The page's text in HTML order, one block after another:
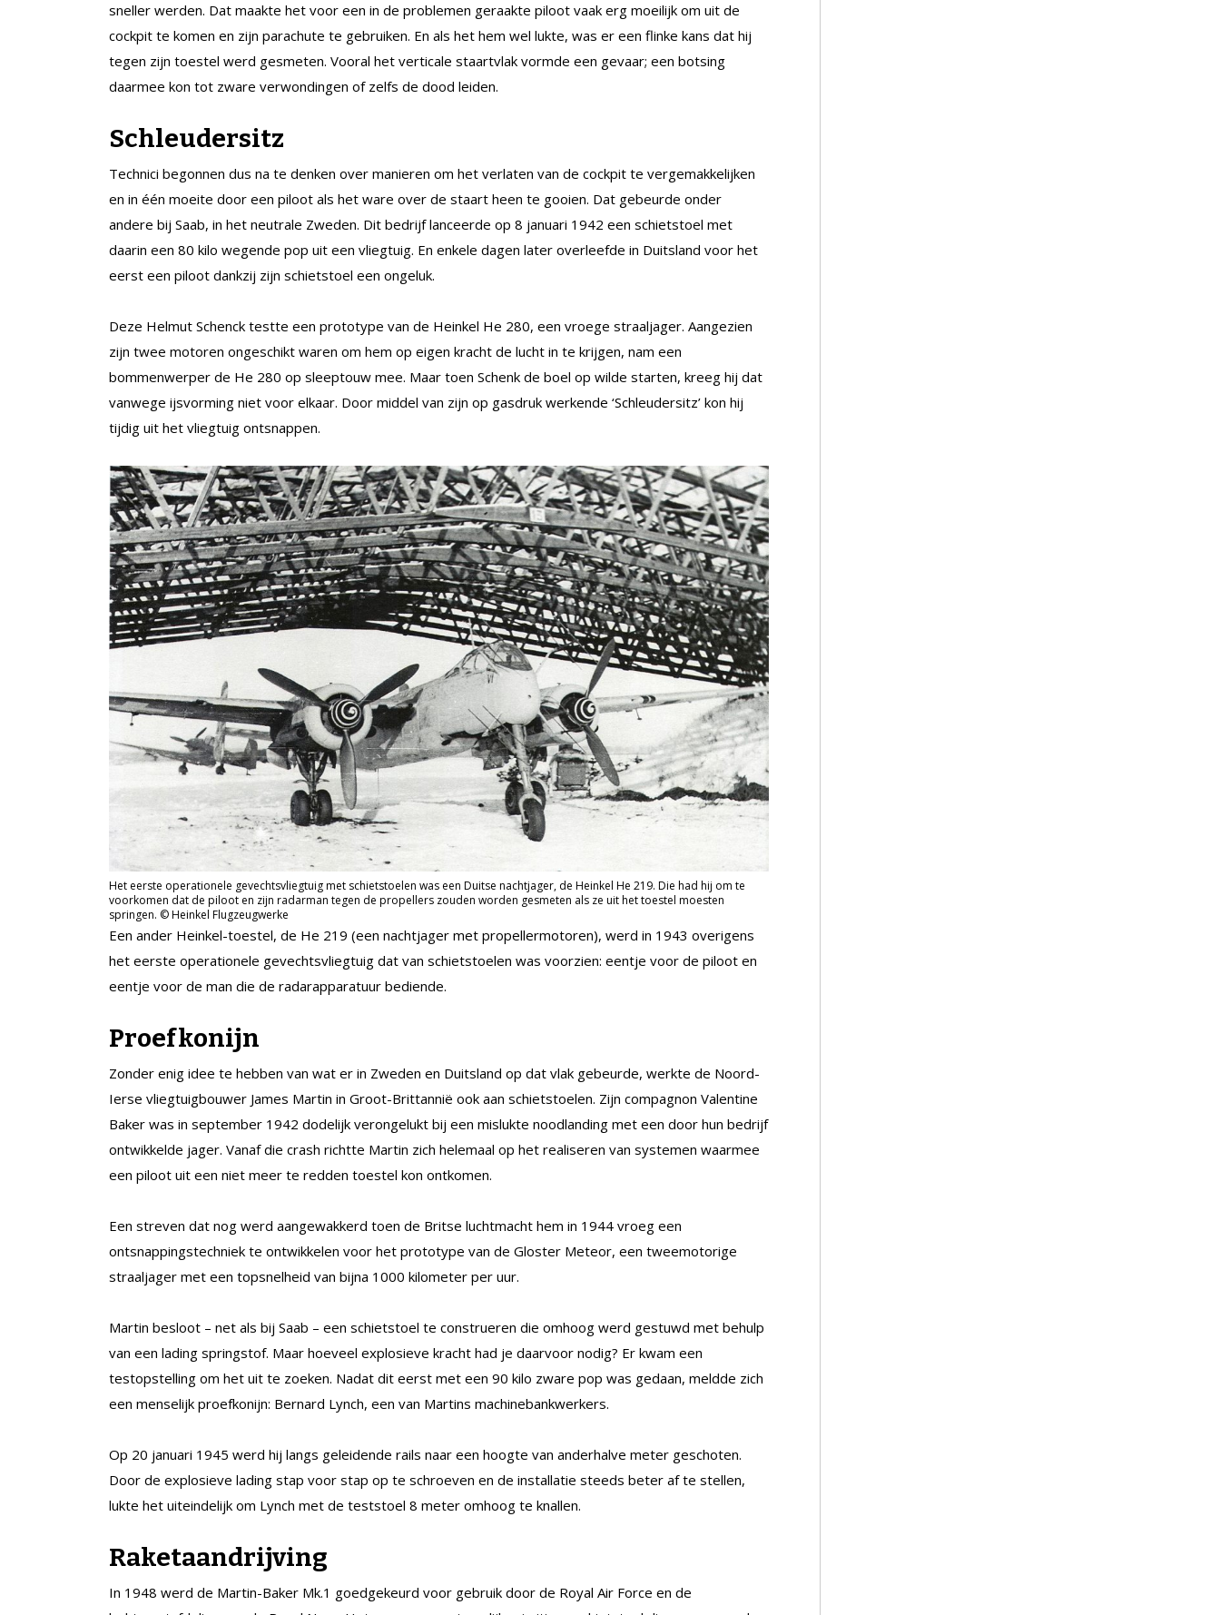
sneller werden. Dat maakte het voor een in de problemen geraakte piloot vaak erg moeilijk om uit de
cockpit te komen en zijn parachute te gebruiken. En als het hem wel lukte, was er een flinke kans dat hij
tegen zijn toestel werd gesmeten. Vooral het verticale staartvlak vormde een gevaar; een botsing
daarmee kon tot zware verwondingen of zelfs de dood leiden.
Schleudersitz
Technici begonnen dus na te denken over manieren om het verlaten van de cockpit te vergemakkelijken
en in één moeite door een piloot als het ware over de staart heen te gooien. Dat gebeurde onder
andere bij Saab, in het neutrale Zweden. Dit bedrijf lanceerde op 8 januari 1942 een schietstoel met
daarin een 80 kilo wegende pop uit een vliegtuig. En enkele dagen later overleefde in Duitsland voor het
eerst een piloot dankzij zijn schietstoel een ongeluk.
Deze Helmut Schenck testte een prototype van de Heinkel He 280, een vroege straaljager. Aangezien
zijn twee motoren ongeschikt waren om hem op eigen kracht de lucht in te krijgen, nam een
bommenwerper de He 280 op sleeptouw mee. Maar toen Schenk de boel op wilde starten, kreeg hij dat
vanwege ijsvorming niet voor elkaar. Door middel van zijn op gasdruk werkende ‘Schleudersitz’ kon hij
tijdig uit het vliegtuig ontsnappen.
Het eerste operationele gevechtsvliegtuig met schietstoelen was een Duitse nachtjager, de Heinkel He 219. Die had hij om te
voorkomen dat de piloot en zijn radarman tegen de propellers zouden worden gesmeten als ze uit het toestel moesten
springen. © Heinkel Flugzeugwerke
Een ander Heinkel-toestel, de He 219 (een nachtjager met propellermotoren), werd in 1943 overigens
het eerste operationele gevechtsvliegtuig dat van schietstoelen was voorzien: eentje voor de piloot en
eentje voor de man die de radarapparatuur bediende.
Proefkonijn
Zonder enig idee te hebben van wat er in Zweden en Duitsland op dat vlak gebeurde, werkte de Noord-
Ierse vliegtuigbouwer James Martin in Groot-Brittannië ook aan schietstoelen. Zijn compagnon Valentine
Baker was in september 1942 dodelijk verongelukt bij een mislukte noodlanding met een door hun bedrijf
ontwikkelde jager. Vanaf die crash richtte Martin zich helemaal op het realiseren van systemen waarmee
een piloot uit een niet meer te redden toestel kon ontkomen.
Een streven dat nog werd aangewakkerd toen de Britse luchtmacht hem in 1944 vroeg een
ontsnappingstechniek te ontwikkelen voor het prototype van de Gloster Meteor, een tweemotorige
straaljager met een topsnelheid van bijna 1000 kilometer per uur.
Martin besloot – net als bij Saab – een schietstoel te construeren die omhoog werd gestuwd met behulp
van een lading springstof. Maar hoeveel explosieve kracht had je daarvoor nodig? Er kwam een
testopstelling om het uit te zoeken. Nadat dit eerst met een 90 kilo zware pop was gedaan, meldde zich
een menselijk proefkonijn: Bernard Lynch, een van Martins machinebankwerkers.
Op 20 januari 1945 werd hij langs geleidende rails naar een hoogte van anderhalve meter geschoten.
Door de explosieve lading stap voor stap op te schroeven en de installatie steeds beter af te stellen,
lukte het uiteindelijk om Lynch met de teststoel 8 meter omhoog te knallen.
Raketaandrijving
In 1948 werd de Martin-Baker Mk.1 goedgekeurd voor gebruik door de Royal Air Force en de